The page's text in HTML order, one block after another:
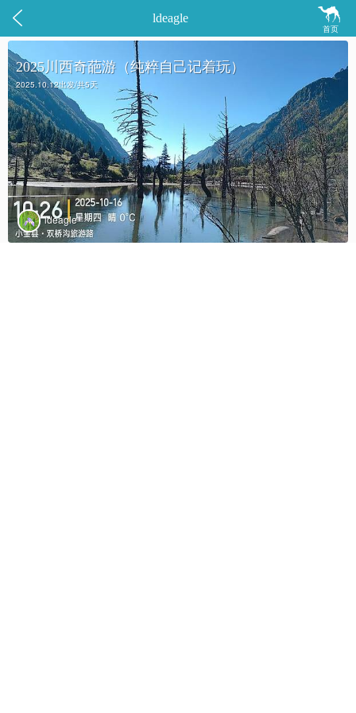
 
首页
ldeagle
2025川西奇葩游（纯粹自己记着玩）
2025.10.12出发/共5天
ldeagle